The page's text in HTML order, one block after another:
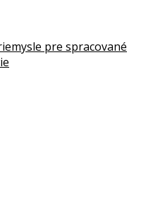
pre spracované